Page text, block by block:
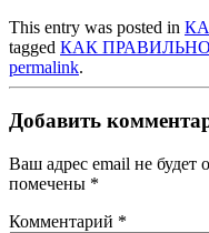
This entry was posted in
tagged КАК ПРАВИЛЬНО
permalink.
Добавить
Ваш адрес email не будет
помечены *
Комментарий *